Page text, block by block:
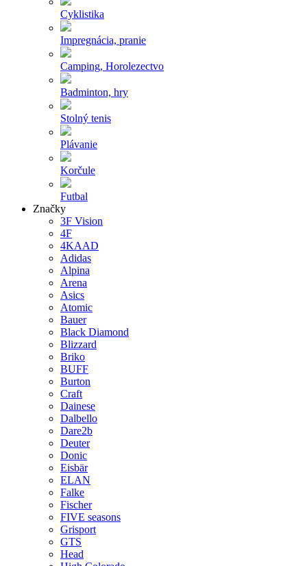
Cyklistika
Impregnácia, pranie
Camping, Horolezectvo
Badminton, hry
Stolný tenis
Plávanie
Korčule
Futbal
Značky
3F Vision
4F
4KAAD
Adidas
Alpina
Arena
Asics
Atomic
Bauer
Black Diamond
Blizzard
Briko
BUFF
Burton
Craft
Dainese
Dalbello
Dare2b
Deuter
Donic
Eisbär
ELAN
Falke
Fischer
FIVE seasons
Grisport
GTS
Head